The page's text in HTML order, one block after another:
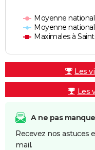
Moyenne
Moyenne
Maximales à
Les
Les
A ne pas
Recevez nos astuces
mail.